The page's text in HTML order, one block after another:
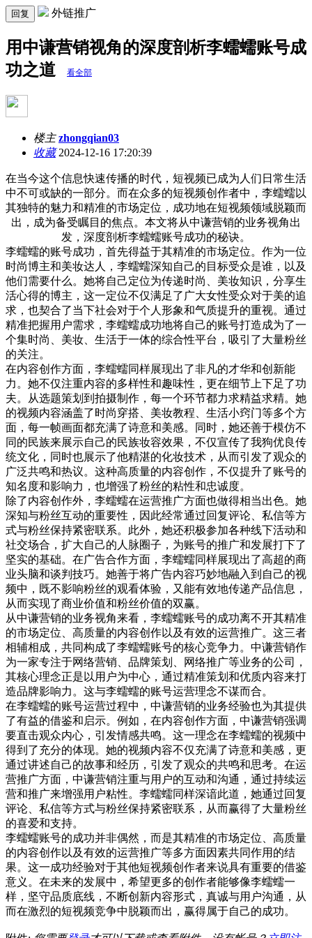
回复 外链推广
用中谦营销视角的深度剖析李蠕蠕账号成
功之道
看全部
楼主 zhongqian03
收藏2024-12-16 17:20:39
在当今这个信息快速传播的时代，短视频已成为人们日常生活
中不可或缺的一部分。而在众多的短视频创作者中，李蠕蠕以
其独特的魅力和精准的市场定位，成功地在短视频领域脱颖而
出，成为备受瞩目的焦点。本文将从中谦营销的业务视角出
发，深度剖析李蠕蠕账号成功的秘诀。
李蠕蠕的账号成功，首先得益于其精准的市场定位。作为一位
时尚博主和美妆达人，李蠕蠕深知自己的目标受众是谁，以及
他们需要什么。她将自己定位为传递时尚、美妆知识，分享生
活心得的博主，这一定位不仅满足了广大女性受众对于美的追
求，也契合了当下社会对于个人形象和气质提升的重视。通过
精准把握用户需求，李蠕蠕成功地将自己的账号打造成为了一
个集时尚、美妆、生活于一体的综合性平台，吸引了大量粉丝
的关注。
在内容创作方面，李蠕蠕同样展现出了非凡的才华和创新能
力。她不仅注重内容的多样性和趣味性，更在细节上下足了功
夫。从选题策划到拍摄制作，每一个环节都力求精益求精。她
的视频内容涵盖了时尚穿搭、美妆教程、生活小窍门等多个方
面，每一帧画面都充满了诗意和美感。同时，她还善于模仿不
同的民族来展示自己的民族妆容效果，不仅宣传了我狗优良传
统文化，同时也展示了他精湛的化妆技术，从而引发了观众的
广泛共鸣和热议。这种高质量的内容创作，不仅提升了账号的
知名度和影响力，也增强了粉丝的粘性和忠诚度。
除了内容创作外，李蠕蠕在运营推广方面也做得相当出色。她
深知与粉丝互动的重要性，因此经常通过回复评论、私信等方
式与粉丝保持紧密联系。此外，她还积极参加各种线下活动和
社交场合，扩大自己的人脉圈子，为账号的推广和发展打下了
坚实的基础。在广告合作方面，李蠕蠕同样展现出了高超的商
业头脑和谈判技巧。她善于将广告内容巧妙地融入到自己的视
频中，既不影响粉丝的观看体验，又能有效地传递产品信息，
从而实现了商业价值和粉丝价值的双赢。
从中谦营销的业务视角来看，李蠕蠕账号的成功离不开其精准
的市场定位、高质量的内容创作以及有效的运营推广。这三者
相辅相成，共同构成了李蠕蠕账号的核心竞争力。中谦营销作
为一家专注于网络营销、品牌策划、网络推广等业务的公司，
其核心理念正是以用户为中心，通过精准策划和优质内容来打
造品牌影响力。这与李蠕蠕的账号运营理念不谋而合。
在李蠕蠕的账号运营过程中，中谦营销的业务经验也为其提供
了有益的借鉴和启示。例如，在内容创作方面，中谦营销强调
要直击观众内心，引发情感共鸣。这一理念在李蠕蠕的视频中
得到了充分的体现。她的视频内容不仅充满了诗意和美感，更
通过讲述自己的故事和经历，引发了观众的共鸣和思考。在运
营推广方面，中谦营销注重与用户的互动和沟通，通过持续运
营和推广来增强用户粘性。李蠕蠕同样深谙此道，她通过回复
评论、私信等方式与粉丝保持紧密联系，从而赢得了大量粉丝
的喜爱和支持。
李蠕蠕账号的成功并非偶然，而是其精准的市场定位、高质量
的内容创作以及有效的运营推广等多方面因素共同作用的结
果。这一成功经验对于其他短视频创作者来说具有重要的借鉴
意义。在未来的发展中，希望更多的创作者能够像李蠕蠕一
样，坚守品质底线，不断创新内容形式，真诚与用户沟通，从
而在激烈的短视频竞争中脱颖而出，赢得属于自己的成功。